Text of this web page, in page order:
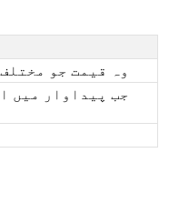
وہ قیمت جو
جب پیداوار میں